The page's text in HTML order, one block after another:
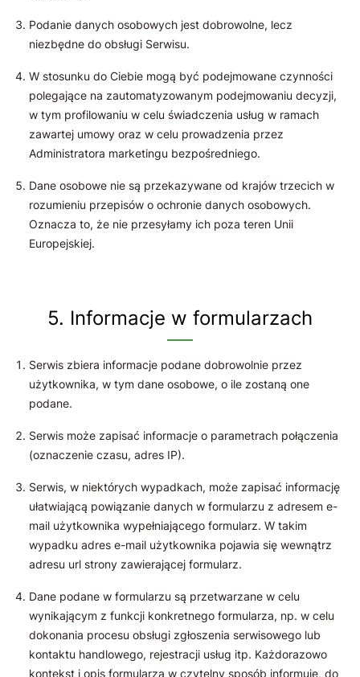
Podanie danych osobowych jest dobrowolne, lecz
niezbędne do obsługi Serwisu.
W stosunku do Ciebie mogą być podejmowane czynności
polegające na zautomatyzowanym podejmowaniu decyzji,
w tym profilowaniu w celu świadczenia usług w ramach
zawartej umowy oraz w celu prowadzenia przez
Administratora marketingu bezpośredniego.
Dane osobowe nie są przekazywane od krajów trzecich w
rozumieniu przepisów o ochronie danych osobowych.
Oznacza to, że nie przesyłamy ich poza teren Unii
Europejskiej.
5. Informacje w formularzach
Serwis zbiera informacje podane dobrowolnie przez
użytkownika, w tym dane osobowe, o ile zostaną one
podane.
Serwis może zapisać informacje o parametrach połączenia
(oznaczenie czasu, adres IP).
Serwis, w niektórych wypadkach, może zapisać informację
ułatwiającą powiązanie danych w formularzu z adresem e-
mail użytkownika wypełniającego formularz. W takim
wypadku adres e-mail użytkownika pojawia się wewnątrz
adresu url strony zawierającej formularz.
Dane podane w formularzu są przetwarzane w celu
wynikającym z funkcji konkretnego formularza, np. w celu
dokonania procesu obsługi zgłoszenia serwisowego lub
kontaktu handlowego, rejestracji usług itp. Każdorazowo
kontekst i opis formularza w czytelny sposób informuje, do